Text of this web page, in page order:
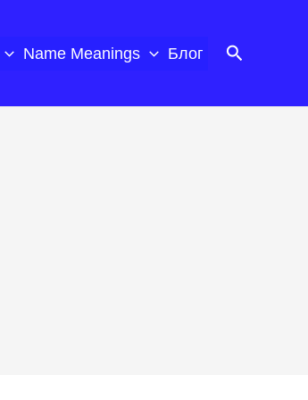
Name Meanings Блог Пошук